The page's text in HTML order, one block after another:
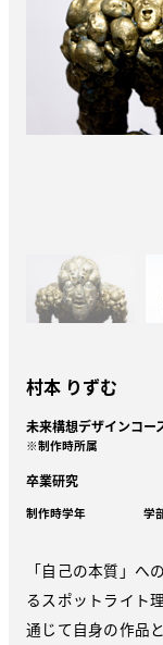
村本 りずむ
未来構想デザインコー
※制作時所属
卒業研究
制作時学年 学
「自己の本質」へ
るスポットライト
通じて自身の作品